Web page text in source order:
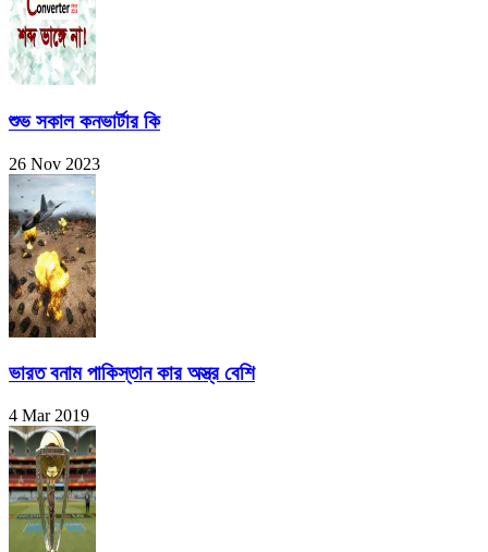
শুভ সকাল কনভার্টার কি
26 Nov 2023
ভারত বনাম পাকিস্তান কার অস্ত্র বেশি
4 Mar 2019